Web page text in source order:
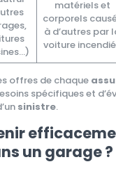
matériels et
corporels
à d’autres par
voiture
offres de chaque
spécifiques et
sinistre.
un garage ?